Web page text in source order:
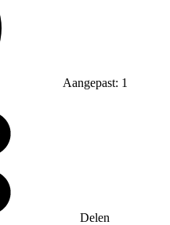
Aangepast: 1
Delen